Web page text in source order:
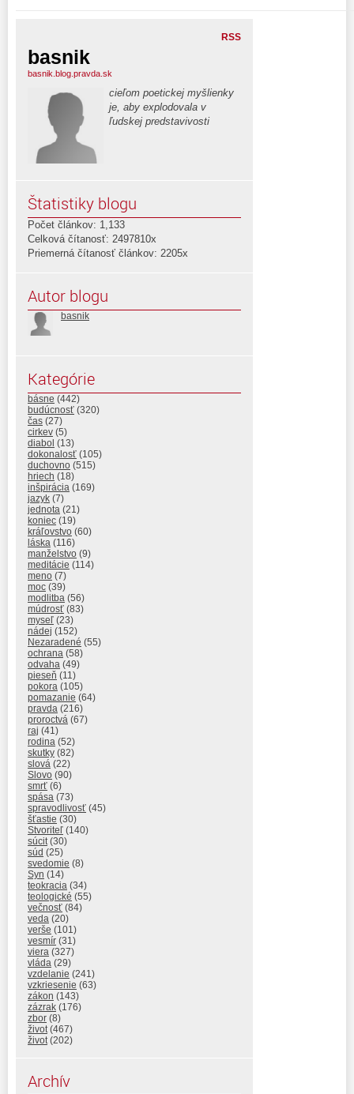
RSS
basnik
basnik.blog.pravda.sk
cieľom poetickej myšlienky
je, aby explodovala v
ľudskej predstavivosti
Štatistiky blogu
Počet článkov: 1,133
Celková čítanosť: 2497810x
Priemerná čítanosť článkov: 2205x
Autor blogu
basnik
Kategórie
básne (442)
budúcnosť (320)
čas (27)
cirkev (5)
diabol (13)
dokonalosť (105)
duchovno (515)
hriech (18)
inšpirácia (169)
jazyk (7)
jednota (21)
koniec (19)
kráľovstvo (60)
láska (116)
manželstvo (9)
meditácie (114)
meno (7)
moc (39)
modlitba (56)
múdrosť (83)
myseľ (23)
nádej (152)
Nezaradené (55)
ochrana (58)
odvaha (49)
pieseň (11)
pokora (105)
pomazanie (64)
pravda (216)
proroctvá (67)
raj (41)
rodina (52)
skutky (82)
slová (22)
Slovo (90)
smrť (6)
spása (73)
spravodlivosť (45)
šťastie (30)
Stvoriteľ (140)
súcit(30)
súd (25)
svedomie (8)
Syn (14)
teokracia (34)
teologické (55)
večnosť (84)
veda (20)
verše (101)
vesmír (31)
viera (327)
vláda (29)
vzdelanie (241)
vzkriesenie (63)
zákon (143)
zázrak (176)
zbor (8)
život(467)
život(202)
Archív